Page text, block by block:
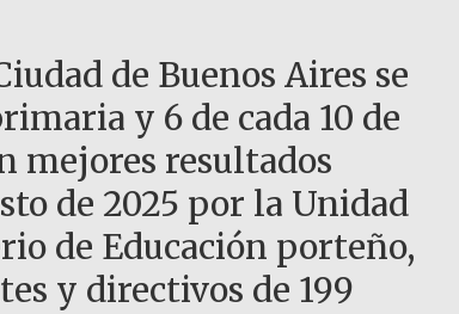
de Buenos Aires se
y 6 de cada 10 de
mejores resultados
de 2025 por la Unidad
de Educación porteño,
y directivos de 199